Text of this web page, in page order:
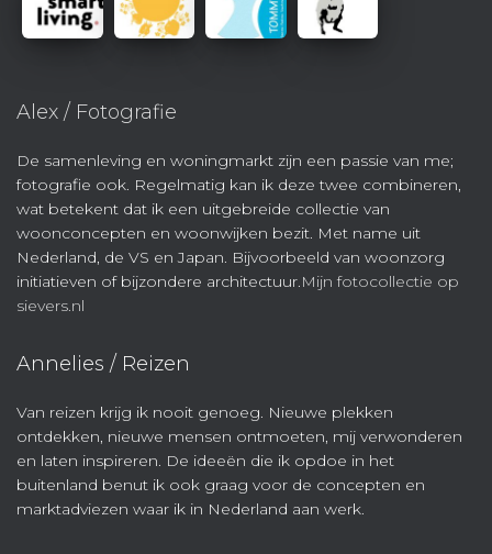
Alex / Fotografie
De samenleving en woningmarkt zijn een passie van me;
fotografie ook. Regelmatig kan ik deze twee combineren,
wat betekent dat ik een uitgebreide collectie van
woonconcepten en woonwijken bezit. Met name uit
Nederland, de VS en Japan. Bijvoorbeeld van woonzorg
initiatieven of bijzondere architectuur.Mijn fotocollectie op
sievers.nl
Annelies / Reizen
Van reizen krijg ik nooit genoeg. Nieuwe plekken
ontdekken, nieuwe mensen ontmoeten, mij verwonderen
en laten inspireren. De ideeën die ik opdoe in het
buitenland benut ik ook graag voor de concepten en
marktadviezen waar ik in Nederland aan werk.